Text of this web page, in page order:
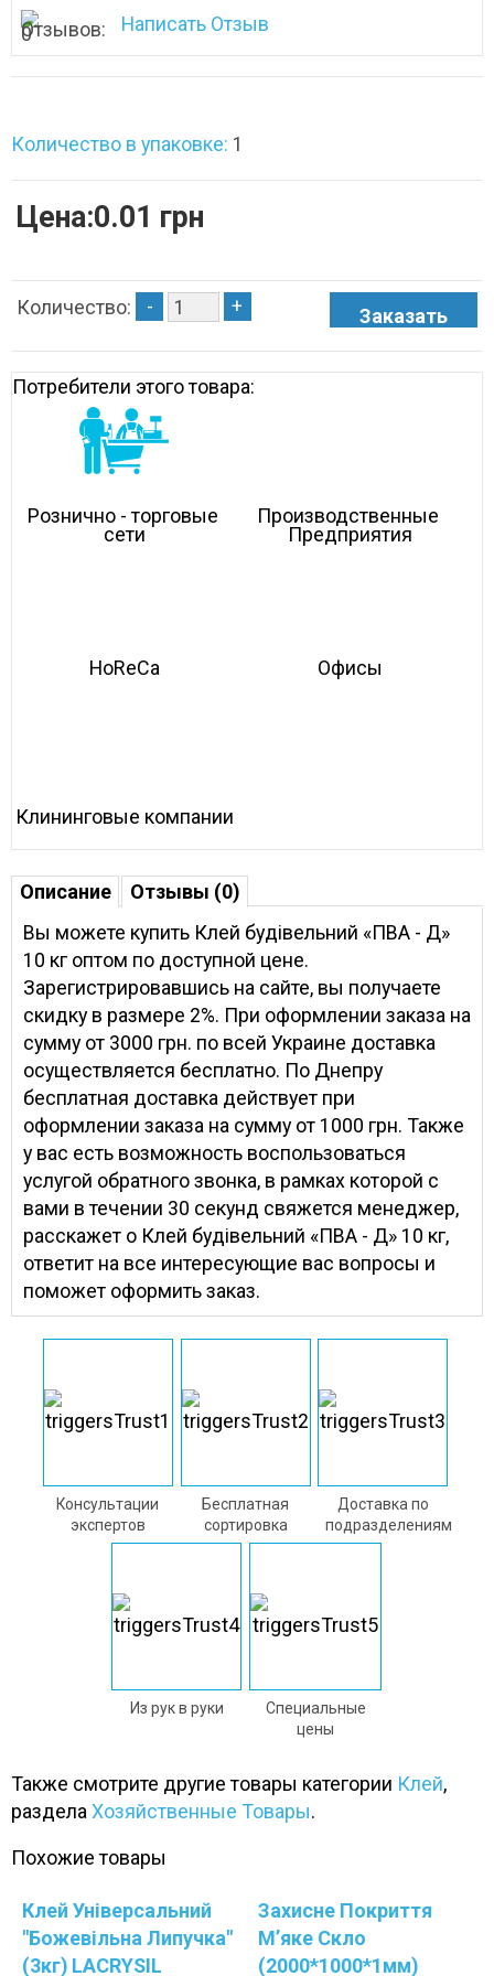
Написать Отзыв
Количество в упаковке: 1
Цена:0.01 грн
Количество: - +
Потребители этого товара:
Рознично - торговые
сети
Производственные
Предприятия
HoReCa Офисы
Клининговые компании
Описание
Отзывы (0)
Вы можете купить Клей будівельний «ПВА - Д»
10 кг оптом по доступной цене.
Зарегистрировавшись на сайте, вы получаете
скидку в размере 2%. При оформлении заказа на
сумму от 3000 грн. по всей Украине доставка
осуществляется бесплатно. По Днепру
бесплатная доставка действует при
оформлении заказа на сумму от 1000 грн. Также
у вас есть возможность воспользоваться
услугой обратного звонка, в рамках которой с
вами в течении 30 секунд свяжется менеджер,
расскажет о Клей будівельний «ПВА - Д» 10 кг,
ответит на все интересующие вас вопросы и
поможет оформить заказ.
Консультации
экспертов
Бесплатная
сортировка
Доставка по
подразделениям
Из рук в руки
Специальные
цены
Также смотрите другие товары категории Клей,
раздела Хозяйственные Товары.
Похожие товары
Клей Універсальний
"Божевільна Липучка"
(3кг) LACRYSIL
Захисне Покриття
М’яке Скло
(2000*1000*1мм)